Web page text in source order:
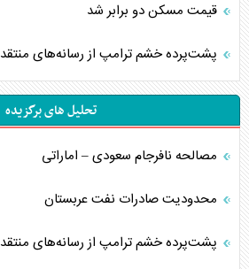
قیمت مسکن دو برابر شد
پشت‌پرده خشم ترامپ از رسانه‌های منتقد
تحلیل های برگزیده
مصالحه نافرجام سعودی – اماراتی
محدودیت صادرات نفت عربستان
پشت‌پرده خشم ترامپ از رسانه‌های منتقد